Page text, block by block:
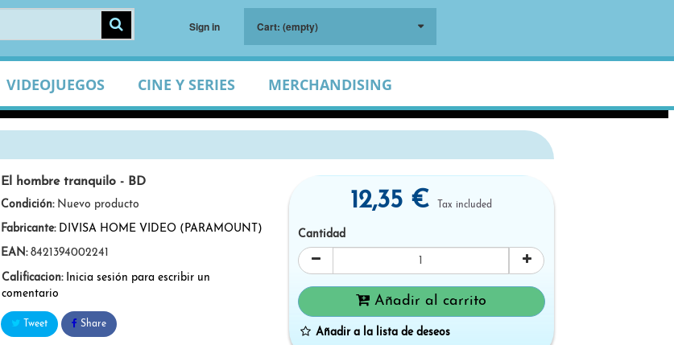
Sign in Cart: (empty)
VIDEOJUEGOS CINE Y SERIES MERCHANDISING
El hombre tranquilo - BD
Condición: Nuevo producto
Fabricante: DIVISA HOME VIDEO (PARAMOUNT)
EAN: 8421394002241
Calificacion: Inicia sesión para escribir un
comentario
Tweet Share
12,35 € Tax included
Cantidad
Añadir al carrito
Añadir a la lista de deseos